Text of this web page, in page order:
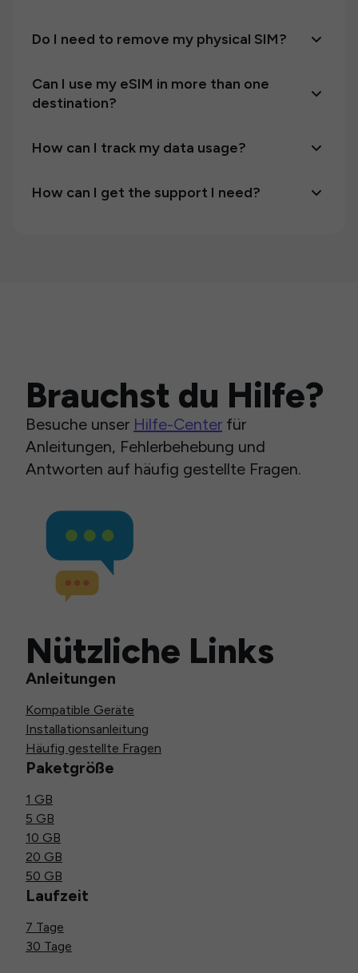
Do I need to remove my physical SIM?
Can I use my eSIM in more than one
destination?
How can I track my data usage?
How can I get the support I need?
Brauchst du Hilfe?
Besuche unser Hilfe-Center für
Anleitungen, Fehlerbehebung und
Antworten auf häufig gestellte Fragen.
Nützliche Links
Anleitungen
Kompatible Geräte
Installationsanleitung
Häufig gestellte Fragen
Paketgröße
1 GB
5 GB
10 GB
20 GB
50 GB
Laufzeit
7 Tage
30 Tage